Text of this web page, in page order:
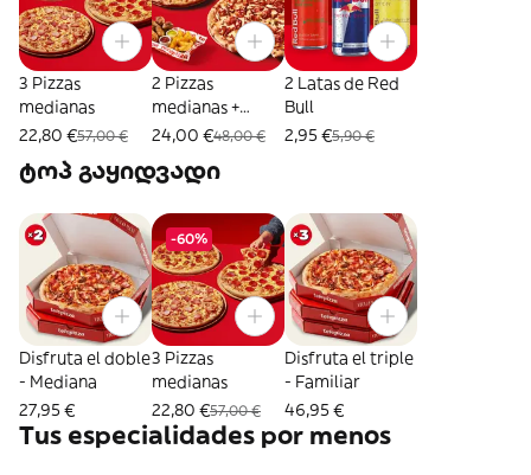
3 Pizzas
medianas
22,80 €57,00 €
2 Pizzas
medianas +
Combo Mix
24,00 €48,00 €
2 Latas de Red
Bull
2,95 €5,90 €
ტოპ გაყიდვადი
Disfruta el doble
- Mediana
27,95 €
-60%
3 Pizzas
medianas
22,80 €57,00 €
Disfruta el triple
- Familiar
46,95 €
Tus especialidades por menos